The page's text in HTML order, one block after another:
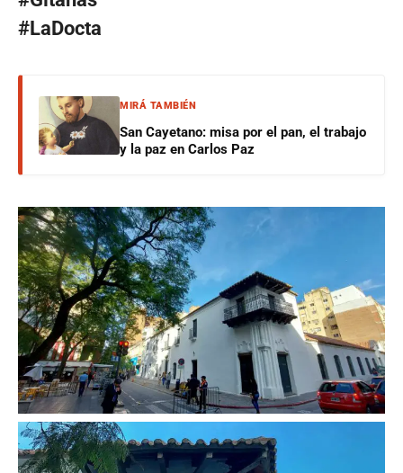
#LaDocta
MIRÁ TAMBIÉN
San Cayetano: misa por el pan, el trabajo
y la paz en Carlos Paz